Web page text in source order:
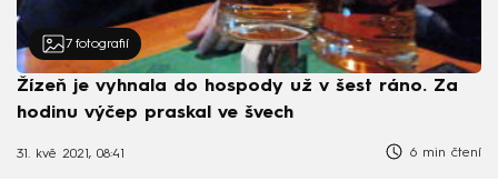
7 fotografií
Žízeň je vyhnala do hospody už v šest ráno. Za
hodinu výčep praskal ve švech
31. kvě 2021, 08:41 6 min čtení